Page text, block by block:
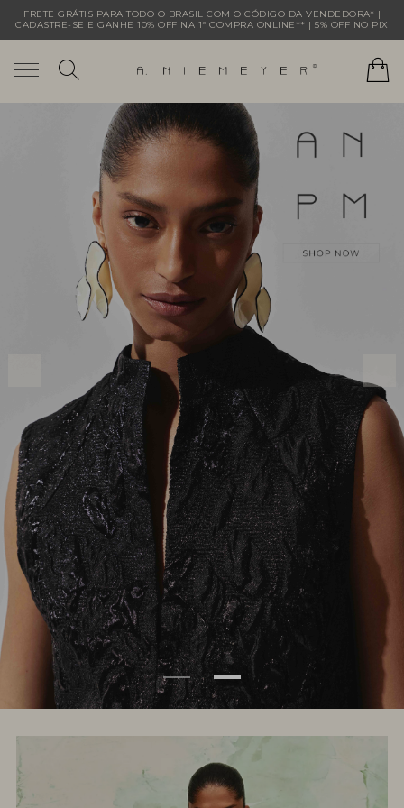
FRETE GRÁTIS PARA TODO O BRASIL COM O CÓDIGO DA VENDEDORA* |
CADASTRE-SE E GANHE 10% OFF NA 1ª COMPRA ONLINE** | 5% OFF NO PIX